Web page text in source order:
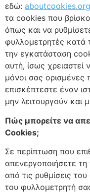
εδώ: aboutcookies.org
τα cookies που
όπως και να
φυλλομετρητές κατά
την εγκατάσταση
αυτή, ίσως
μόνοι σας ορισμένες
επισκέπτεστε έναν
μην λειτουργούν και
Πώς μπορείτε να
Cookies;
Σε περίπτωση που
απενεργοποιήσετε
από τις ρυθμίσεις
του φυλλομετρητή